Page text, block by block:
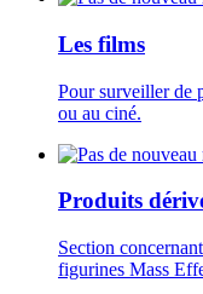
Les films
Pour surveiller de
ou au ciné.
Produits
Section
figurines Mass